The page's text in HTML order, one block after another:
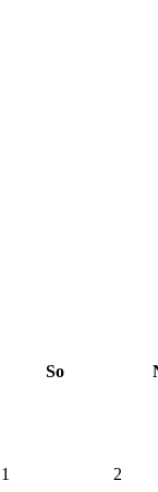
So
1 2